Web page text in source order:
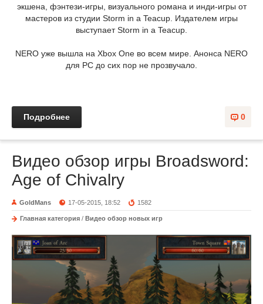
экшена, фэнтези-игры, визуального романа и инди-игры от
мастеров из студии Storm in a Teacup. Издателем игры
выступает Storm in a Teacup.
NERO уже вышла на Xbox One во всем мире. Анонса NERO
для PC до сих пор не прозвучало.
0
Подробнее
Видео обзор игры Broadsword:
Age of Chivalry
GoldMans 17-05-2015, 18:52 1582
Главная категория / Видео обзор новых игр